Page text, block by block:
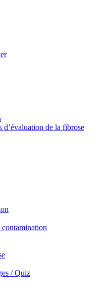
de la fibrose
contamination
/ Quiz